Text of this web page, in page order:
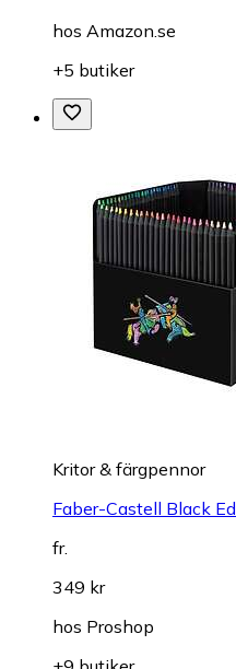
hos Amazon.se
+5 butiker
Kritor & färgpennor
Faber-Castell Black
fr.
349 kr
hos Proshop